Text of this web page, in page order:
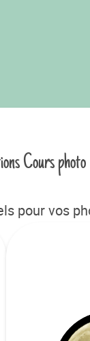
Cours photo
pour vos